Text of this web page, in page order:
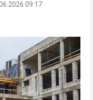
09:17